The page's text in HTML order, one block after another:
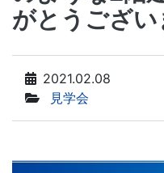
がとうござい
2021.02.08
見学会